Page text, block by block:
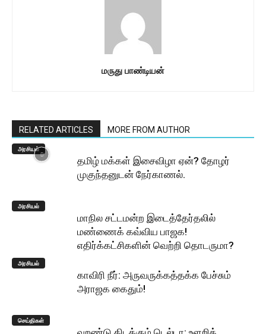
மருது பாண்டியன்
RELATED ARTICLES MORE FROM AUTHOR
அரசியல்
தமிழ் மக்கள் இசைவிழா ஏன்? தோழர்
முகுந்தனுடன் நேர்காணல்.
அரசியல்
மாநில சட்டமன்ற இடைத்தேர்தலில்
மண்ணைக் கவ்விய பாஜக!
எதிர்க்கட்சிகளின் வெற்றி தொடருமா?
அரசியல்
காவிரி நீர்: அருவருக்கத்தக்க பேச்சும்
அராஜக கைதும்!
செய்திகள்